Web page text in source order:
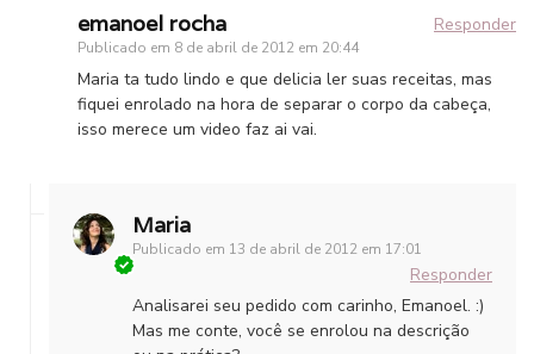
emanoel rocha
Publicado em 8 de abril de 2012 em 20:44
Responder
Maria ta tudo lindo e que delicia ler suas receitas, mas
fiquei enrolado na hora de separar o corpo da cabeça,
isso merece um video faz ai vai.
Maria
Publicado em 13 de abril de 2012 em 17:01
Responder
Analisarei seu pedido com carinho, Emanoel. :)
Mas me conte, você se enrolou na descrição